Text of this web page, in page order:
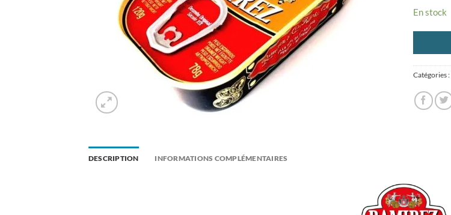
En stock
Catégories :
DESCRIPTION INFORMATIONS COMPLÉMENTAIRES